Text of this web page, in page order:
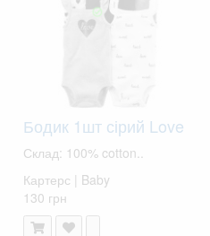
Бодик 1шт сірий Love
Склад: 100% cotton..
Картерс | Baby
130 грн